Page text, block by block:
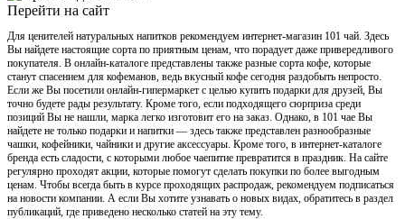
Перейти на сайт
Для ценителей натуральных напитков рекомендуем интернет-магазин 101 чай. Здесь
Вы найдете настоящие сорта по приятным ценам, что порадует даже привередливого
покупателя. В онлайн-каталоге представлены также разные сорта кофе, которые
станут спасением для кофеманов, ведь вкусный кофе сегодня раздобыть непросто.
Если же Вы посетили онлайн-гипермаркет с целью купить подарки для друзей, Вы
точно будете рады результату. Кроме того, если подходящего сюрприза среди
позиций Вы не нашли, марка легко изготовит его на заказ. Однако, в 101 чае Вы
найдете не только подарки и напитки — здесь также представлен разнообразные
чашки, кофейники, чайники и другие аксессуары. Кроме того, в интернет-каталоге
бренда есть сладости, с которыми любое чаепитие превратится в праздник. На сайте
регулярно проходят акции, которые помогут сделать покупки по более выгодным
ценам. Чтобы всегда быть в курсе проходящих распродаж, рекомендуем подписаться
на новости компании. А если Вы хотите узнавать о новых видах, обратитесь в раздел
публикаций, где приведено несколько статей на эту тему.